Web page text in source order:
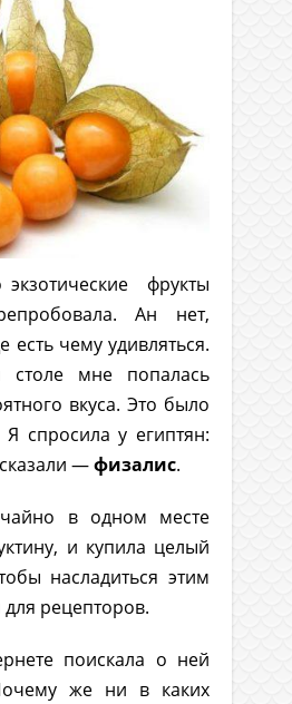
фрукты
Ан нет,
есть чему удивляться.
столе мне попалась
вкуса. Это было
спросила у египтян:
—физалис.
в одном месте
и купила целый
насладиться этим
рецепторов.
поискала о ней
же ни в каких